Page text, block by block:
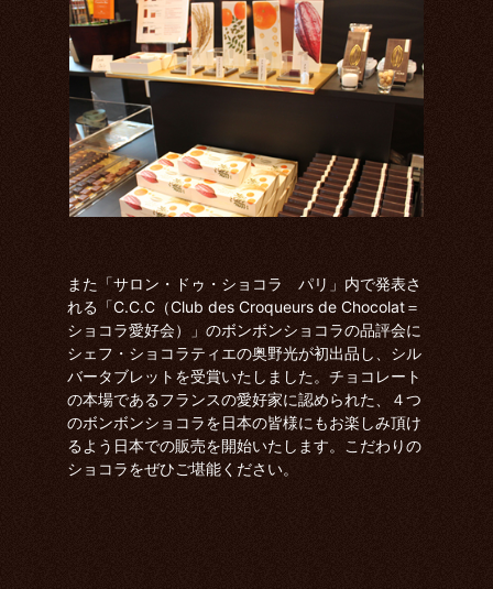
また「サロン・ドゥ・ショコラ パリ」内で発表さ
れる「C.C.C（Club des Croqueurs de Chocolat＝
ショコラ愛好会）」のボンボンショコラの品評会に
シェフ・ショコラティエの奥野光が初出品し、シル
バータブレットを受賞いたしました。チョコレート
の本場であるフランスの愛好家に認められた、４つ
のボンボンショコラを日本の皆様にもお楽しみ頂け
るよう日本での販売を開始いたします。こだわりの
ショコラをぜひご堪能ください。